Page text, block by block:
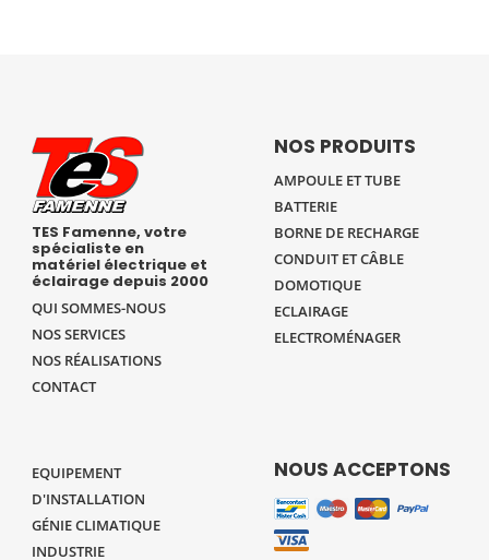
TES Famenne, votre
spécialiste en
matériel électrique et
éclairage depuis 2000
QUI SOMMES-NOUS
NOS SERVICES
NOS RÉALISATIONS
CONTACT
NOS PRODUITS
AMPOULE ET TUBE
BATTERIE
BORNE DE RECHARGE
CONDUIT ET CÂBLE
DOMOTIQUE
ECLAIRAGE
ELECTROMÉNAGER
EQUIPEMENT
D'INSTALLATION
GÉNIE CLIMATIQUE
INDUSTRIE
NOUS ACCEPTONS